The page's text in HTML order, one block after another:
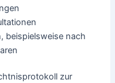
beispielsweise nach
zur